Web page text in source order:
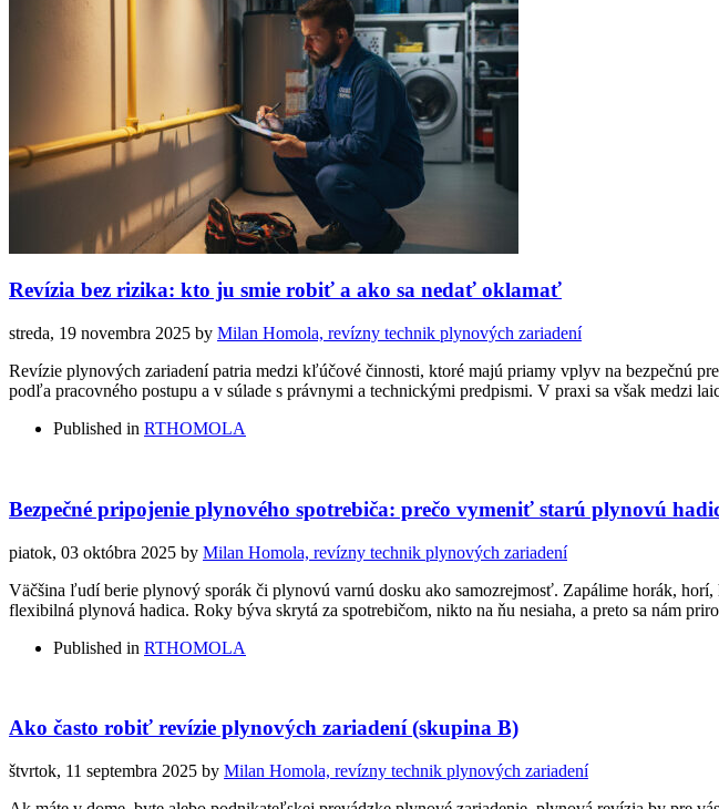
Revízia bez rizika: kto ju smie robiť a ako sa nedať oklamať
streda, 19 novembra 2025 by Milan Homola, revízny technik plynových zariadení
Revízie plynových zariadení patria medzi kľúčové činnosti, ktoré majú priamy vplyv na bezpečnú
podľa pracovného postupu a v súlade s právnymi a technickými predpismi. V praxi sa však medzi
Published in RTHOMOLA
Bezpečné pripojenie plynového spotrebiča: prečo vymeniť starú plynovú
piatok, 03 októbra 2025 by Milan Homola, revízny technik plynových zariadení
Väčšina ľudí berie plynový sporák či plynovú varnú dosku ako samozrejmosť. Zapálime horák,
flexibilná plynová hadica. Roky býva skrytá za spotrebičom, nikto na ňu nesiaha, a preto sa nám
Published in RTHOMOLA
Ako často robiť revízie plynových zariadení (skupina B)
štvrtok, 11 septembra 2025 by Milan Homola, revízny technik plynových zariadení